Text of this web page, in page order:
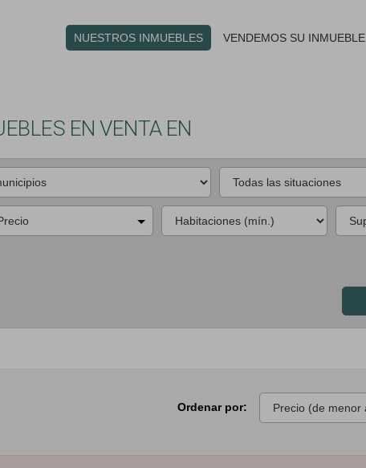
NUESTROS INMUEBLES VENDEMOS SU INMUEBLE
EN VENTA EN
Ordenar por: